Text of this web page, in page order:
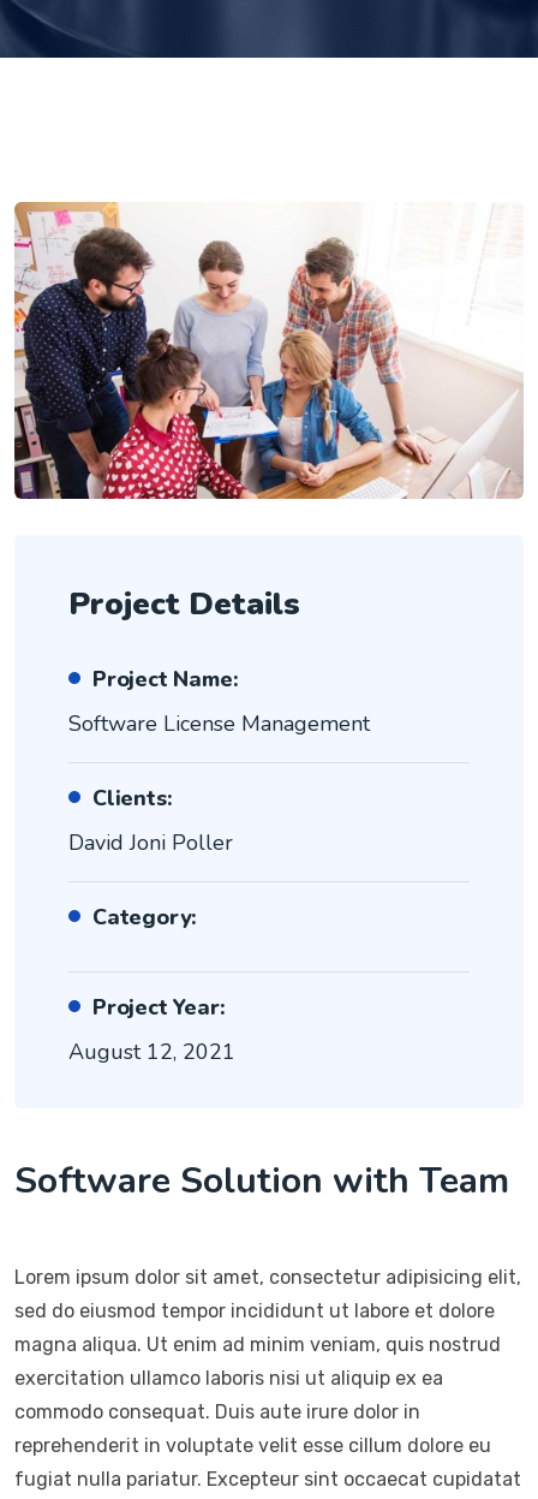
Project Details
Project Name:
Software License Management
Clients:
David Joni Poller
Category:
Project Year:
August 12, 2021
Software Solution with Team
Lorem ipsum dolor sit amet, consectetur adipisicing elit,
sed do eiusmod tempor incididunt ut labore et dolore
magna aliqua. Ut enim ad minim veniam, quis nostrud
exercitation ullamco laboris nisi ut aliquip ex ea
commodo consequat. Duis aute irure dolor in
reprehenderit in voluptate velit esse cillum dolore eu
fugiat nulla pariatur. Excepteur sint occaecat cupidatat